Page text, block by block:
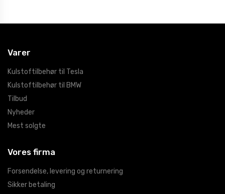
Varer
Kulstoftilbehør til Tesla
Kulstoftilbehør til BMW
Tilbud
Nyheder
Mest solgte
Vores firma
Forsendelse, levering og returnering
Sikker betaling